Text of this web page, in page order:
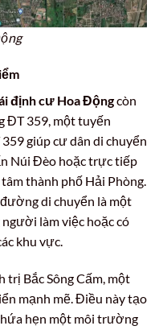
định cư Hoa Độngcòn
ĐT 359, một tuyến
giúp cư dân di chuyển
Núi Đèo hoặc trực tiếp
thành phố Hải Phòng.
di chuyển là một
làm việc hoặc có
khu vực.
trị Bắc Sông Cấm, một
mạnh mẽ. Điều này tạo
hẹn một môi trường